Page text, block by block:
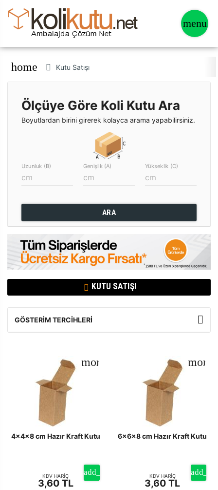
home Kutu Satışı
Ölçüye Göre Koli Kutu Ara
Boyutlardan birini girerek kolayca arama yapabilirsiniz.
Uzunluk (B) Genişlik (A) Yükseklik (C)
ARA
KUTU SATIŞI
GÖSTERIM TERCIHLERI
4x4x8 cm Hazır Kraft Kutu
KDV HARİÇ
3,60 TL
6x6x8 cm Hazır Kraft Kutu
KDV HARİÇ
3,60 TL